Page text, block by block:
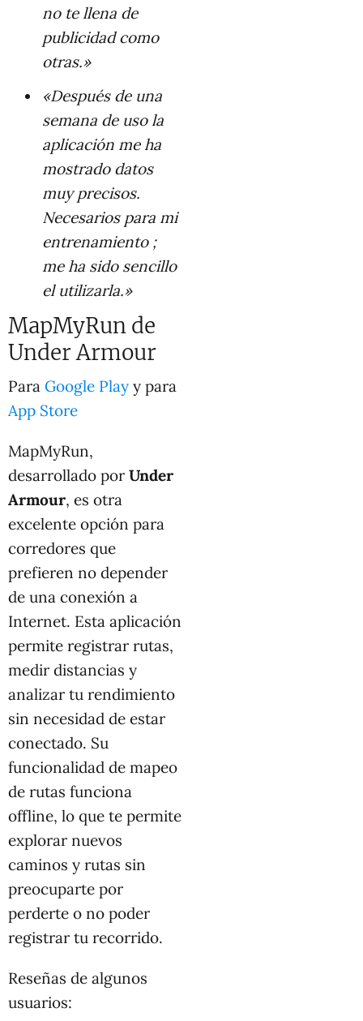
no te llena de
publicidad como
otras.»
«Después de una
semana de uso la
aplicación me ha
mostrado datos
muy precisos.
Necesarios para mi
entrenamiento ;
me ha sido sencillo
el utilizarla.»
MapMyRun de
Under Armour
Para Google Play y para
App Store
MapMyRun,
desarrollado por Under
Armour, es otra
excelente opción para
corredores que
prefieren no depender
de una conexión a
Internet. Esta aplicación
permite registrar rutas,
medir distancias y
analizar tu rendimiento
sin necesidad de estar
conectado. Su
funcionalidad de mapeo
de rutas funciona
offline, lo que te permite
explorar nuevos
caminos y rutas sin
preocuparte por
perderte o no poder
registrar tu recorrido.
Reseñas de algunos
usuarios: